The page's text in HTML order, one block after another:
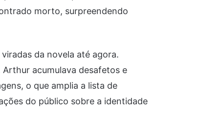
morto, surpreendendo
da novela até agora.
acumulava desafetos e
o que amplia a lista de
do público sobre a identidade